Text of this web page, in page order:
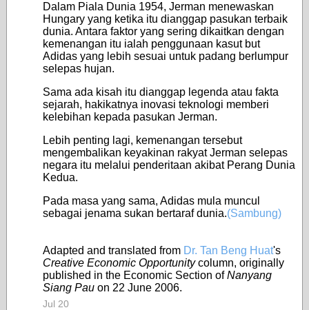
Dalam Piala Dunia 1954, Jerman menewaskan
Hungary yang ketika itu dianggap pasukan terbaik
dunia. Antara faktor yang sering dikaitkan dengan
kemenangan itu ialah penggunaan kasut but
Adidas yang lebih sesuai untuk padang berlumpur
selepas hujan.
Sama ada kisah itu dianggap legenda atau fakta
sejarah, hakikatnya inovasi teknologi memberi
kelebihan kepada pasukan Jerman.
Lebih penting lagi, kemenangan tersebut
mengembalikan keyakinan rakyat Jerman selepas
negara itu melalui penderitaan akibat Perang Dunia
Kedua.
Pada masa yang sama, Adidas mula muncul
sebagai jenama sukan bertaraf dunia.(Sambung)
Adapted and translated from Dr. Tan Beng Huat's
Creative Economic Opportunitycolumn, originally
published in the Economic Section ofNanyang
Siang Pau on 22 June 2006.
Jul 20